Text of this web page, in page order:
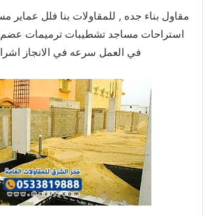
مقاول بناء جده , للمقاولات بنا فلل عماير
استراحات مساجد تشطيبات ترميمات
في العمل سرعه في الانجاز